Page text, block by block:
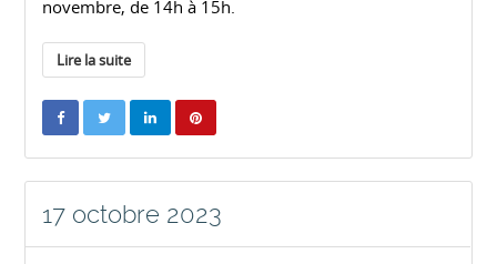
novembre, de 14h à 15h.
Lire la suite
17 octobre 2023